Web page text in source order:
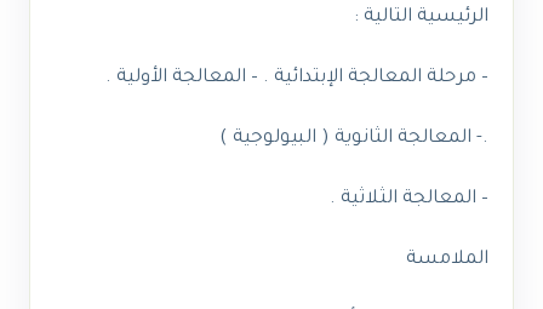
الرئيسية التالية :
– مرحلة المعالجة الإبتدائية . – المعالجة الأولية .
.- المعالجة الثانوية ( البيولوجية )
– المعالجة الثلاثية .
الملامسة